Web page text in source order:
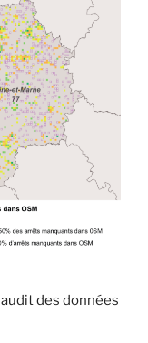
audit des données